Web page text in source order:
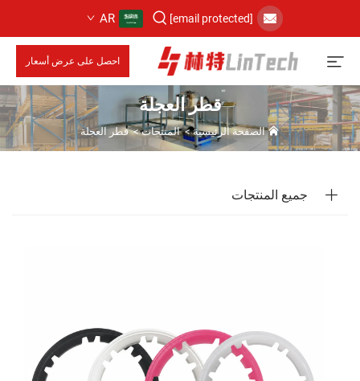
[email protected]
AR
احصل على عرض أسعار
قطر العجلة
الصفحة الرئيسية>المنتجات>قطر العجلة
جميع المنتجات